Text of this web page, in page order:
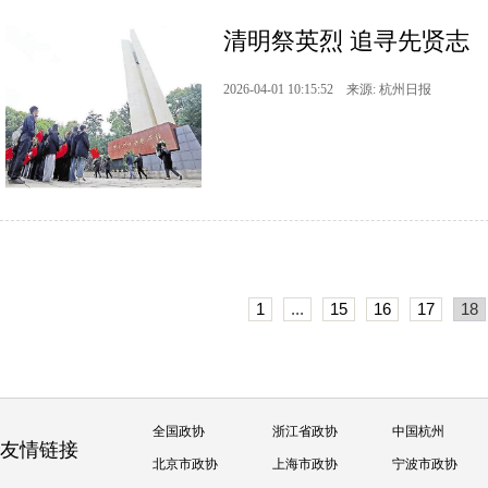
清明祭英烈 追寻先贤志
2026-04-01 10:15:52 来源: 杭州日报
1 ... 15 16 17 18
友情链接
全国政协 浙江省政协 中国杭州
北京市政协 上海市政协 宁波市政协